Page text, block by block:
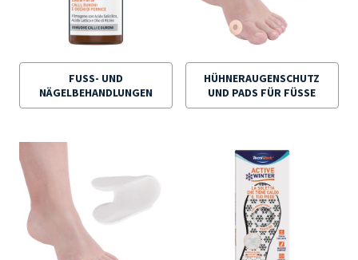
FUSS- UND N
ÄGELBEHANDLUNGEN
HÜHNERAUGENSCHUTZ
UND PADS FÜR FÜSSE